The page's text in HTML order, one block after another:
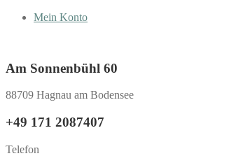
Mein Konto
Am Sonnenbühl 60
88709 Hagnau am Bodensee
+49 171 2087407
Telefon